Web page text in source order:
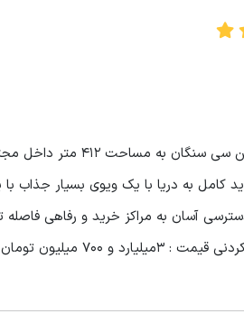
یک قواره زمین بافت مسکونی با یک بنای کلنگی دریکی
کامل به دریا با یک ویوی بسیار جذاب
به کوه و جنگل فاصله با سد خاکی آویدر کمتراز ۱۰ دقیقه دسترسی آسان به مراکز خرید
سیسنگان کمتراز ۵دقیقه فاصله با دریا کمتر از ۷ دقیقه با یک قیمت